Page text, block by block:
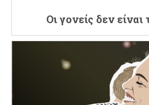
Οι γονείς δεν είναι